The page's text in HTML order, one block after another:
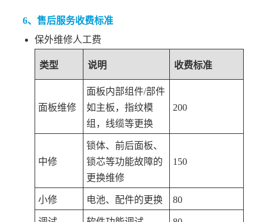
6、售后服务收费标准
保外维修人工费
类型 说明 收费标准
面板维修
面板内部组件/部件
如主板，指纹模
组，线缆等更换
200
中修
锁体、前后面板、
锁芯等功能故障的
更换维修
150
小修 电池、配件的更换 80